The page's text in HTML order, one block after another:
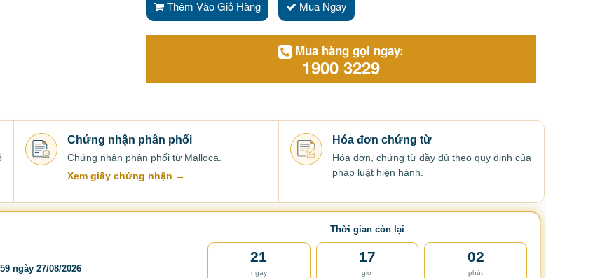
Thêm Vào Giỏ Hàng Mua Ngay
Mua hàng gọi ngay:
1900 3229
Chứng nhận phân phối
Chứng nhận phân phối từ Malloca.
Xem giấy chứng nhận →
Hóa đơn chứng từ
Hóa đơn, chứng từ đầy đủ theo quy định của
pháp luật hiện hành.
ngày 27/08/2026
Thời gian còn lại
21
ngày
17
giờ
02
phút